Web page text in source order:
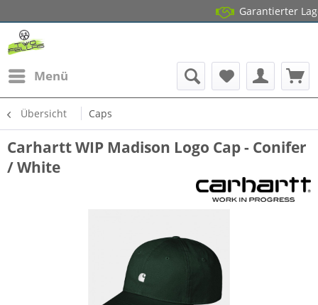
14
Garantierter
Menü
Übersicht Caps
Carhartt WIP Madison Logo Cap - Conifer
/ White